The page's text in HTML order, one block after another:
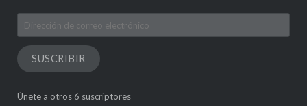
Dirección
de
correo
electrónico
SUSCRIBIR
Únete a otros 6 suscriptores